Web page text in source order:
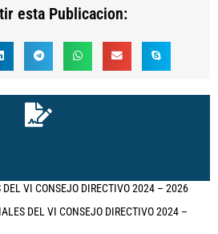
esta Publicacion:
DEL VI CONSEJO DIRECTIVO 2024 – 2026
DEL VI CONSEJO DIRECTIVO 2024 –